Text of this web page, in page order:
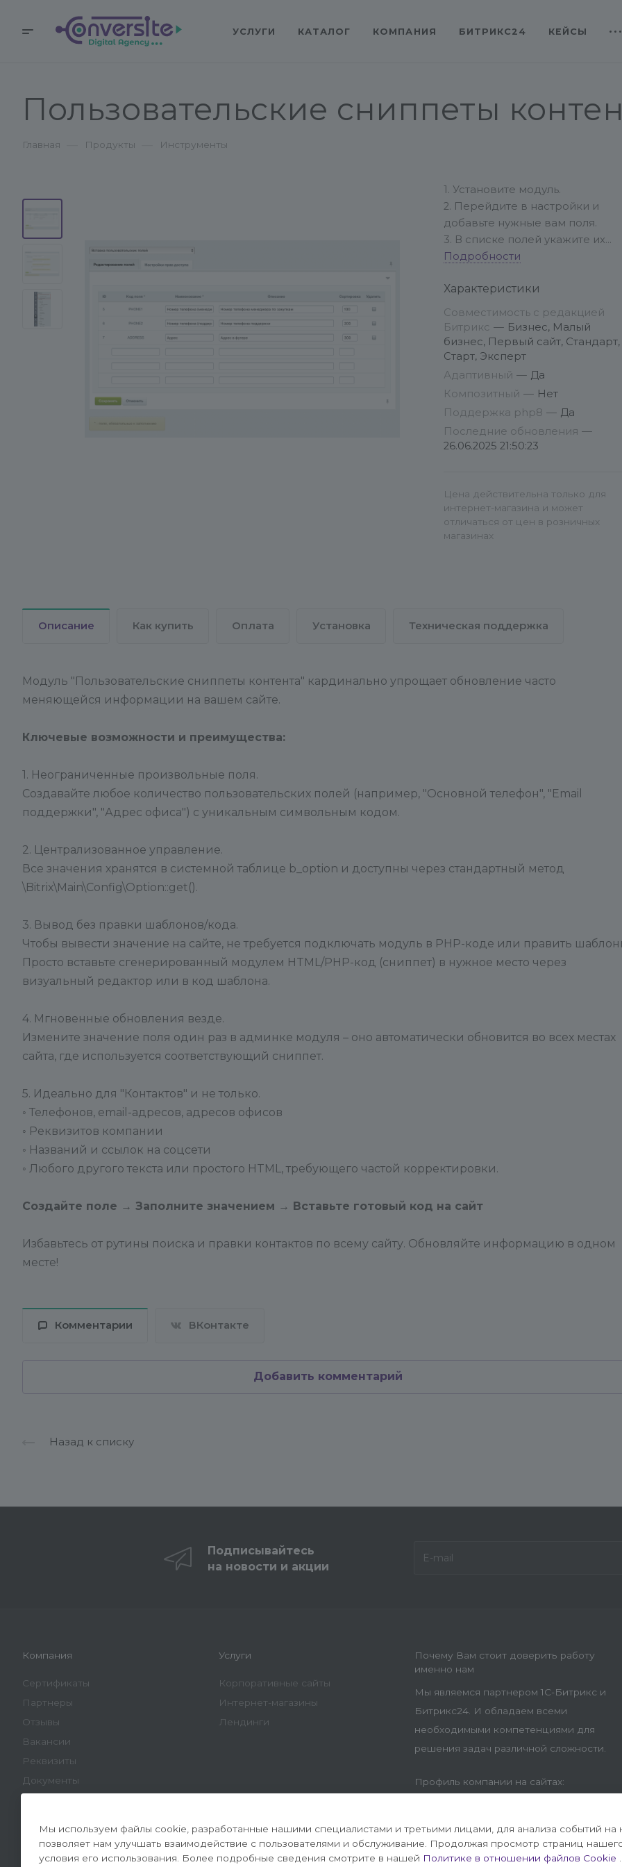
УСЛУГИ КАТАЛОГ КОМПАНИЯ БИТРИКС24 КЕЙСЫ
Пользовательские сниппеты
Главная Продукты Инструменты
1. Установите модуль.
2. Перейдите в настройки и
добавьте нужные вам поля.
3. В списке полей укажите их
значения и вставьте
нужные места на вашем сайте.
Ткехническая поддержка:
info@conversite.ru
Подробности
Характеристики
Совместимость с редакцией
Битрикс — Бизнес, Малый
бизнес, Первый сайт, Стандарт,
Старт, Эксперт
Адаптивный — Да
Композитный — Нет
Поддержка php8 — Да
Последние обновления —
26.06.2025 21:50:23
Цена действительна только для
интернет-магазина и может
отличаться от цен в розничных
магазинах
Описание Как купить Оплата Установка Техническая поддержка
Модуль "Пользовательские сниппеты контента" кардинально упрощает обновление часто
меняющейся информации на вашем сайте.
Ключевые возможности и преимущества:
1. Неограниченные произвольные поля.
Создавайте любое количество пользовательских полей (например, "Основной телефон", "Email
поддержки", "Адрес офиса") с уникальным символьным кодом.
2. Централизованное управление.
Все значения хранятся в системной таблице b_option и доступны через стандартный метод
\Bitrix\Main\Config\Option::get().
3. Вывод без правки шаблонов/кода.
Чтобы вывести значение на сайте, не требуется подключать модуль в PHP-коде или править
Просто вставьте сгенерированный модулем HTML/PHP-код (сниппет) в нужное место через
визуальный редактор или в код шаблона.
4. Мгновенные обновления везде.
Измените значение поля один раз в админке модуля – оно автоматически обновится во всех местах
сайта, где используется соответствующий сниппет.
5. Идеально для "Контактов" и не только.
◦ Телефонов, email-адресов, адресов офисов
◦ Реквизитов компании
◦ Названий и ссылок на соцсети
◦ Любого другого текста или простого HTML, требующего частой корректировки.
Создайте поле → Заполните значением → Вставьте готовый код на сайт
Избавьтесь от рутины поиска и правки контактов по всему сайту. Обновляйте информацию в одном
месте!
Комментарии ВКонтакте
Добавить комментарий
Назад к списку
Подписывайтесь
на новости и акции
Компания
Сертификаты
Партнеры
Отзывы
Вакансии
Реквизиты
Документы
Услуги
Корпоративные сайты
Интернет-магазины
Лендинги
Почему Вам стоит доверить работу
именно нам
Мы являемся партнером 1С-Битрикс и
Битрикс24. И обладаем всеми
необходимыми компетенциями для
решения задач различной сложности.
Профиль компании на сайтах:
Мы используем файлы cookie, разработанные нашими специалистами и третьими лицами, для анализа событий на
позволяет нам улучшать взаимодействие с пользователями и обслуживание. Продолжая просмотр страниц
условия его использования. Более подробные сведения смотрите в нашей Политике в отношении файлов Cookie